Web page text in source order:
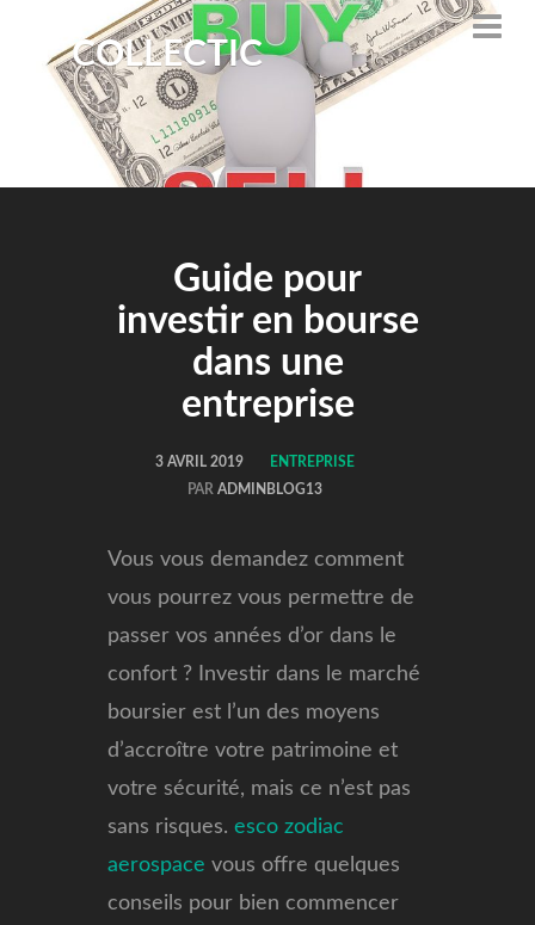
COLLECTIC
Guide pour
investir en bourse
dans une
entreprise
3 AVRIL 2019
ENTREPRISE
PAR ADMINBLOG13
Vous vous demandez comment
vous pourrez vous permettre de
passer vos années d’or dans le
confort ? Investir dans le marché
boursier est l’un des moyens
d’accroître votre patrimoine et
votre sécurité, mais ce n’est pas
sans risques. esco zodiac
aerospace vous offre quelques
conseils pour bien commencer